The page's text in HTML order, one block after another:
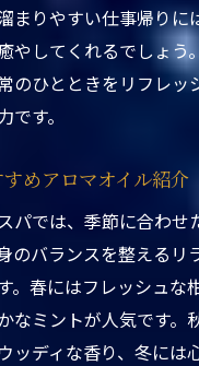
区駅近くで究極のヘッ
確認したいポイント
人も安心の施術ガイド
の過ごし方で効果を持続
の魅力を感じる立地条件
話題の人気店の特徴
近ヘッドスパがもたら
れと効果の仕組み
まりやすい仕事帰りに
やしてくれるでしょう
のひとときをリフレッ
す。
めアロマオイル紹介
パでは、季節に合わせ
のバランスを整えるリ
。春にはフレッシュな
なミントが人気です。
ッディな香り、冬には